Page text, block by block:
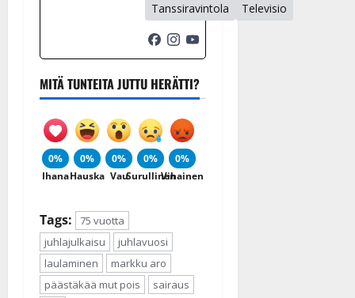
Tanssiravintola
Televisio
MITÄ TUNTEITA JUTTU HERÄTTI?
0%
Ihana
0%
Hauska
0%
Vau
0%
Surullinen
0%
Vihainen
Tags:
75 vuotta
juhlajulkaisu
juhlavuosi
laulaminen
markku aro
päästäkää mut pois
sairaus